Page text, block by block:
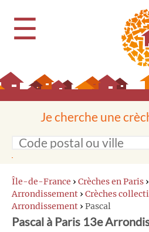
☰
Je cherche une
Île-de-France › Crèches en Paris ›
Arrondissement › Crèches
Arrondissement › Pascal
Pascal à Paris 13e